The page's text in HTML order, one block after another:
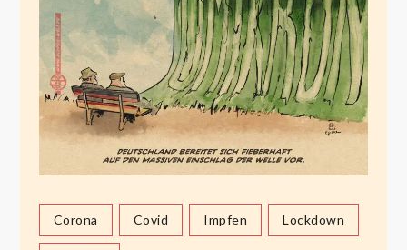
Corona Covid Impfen Lockdown